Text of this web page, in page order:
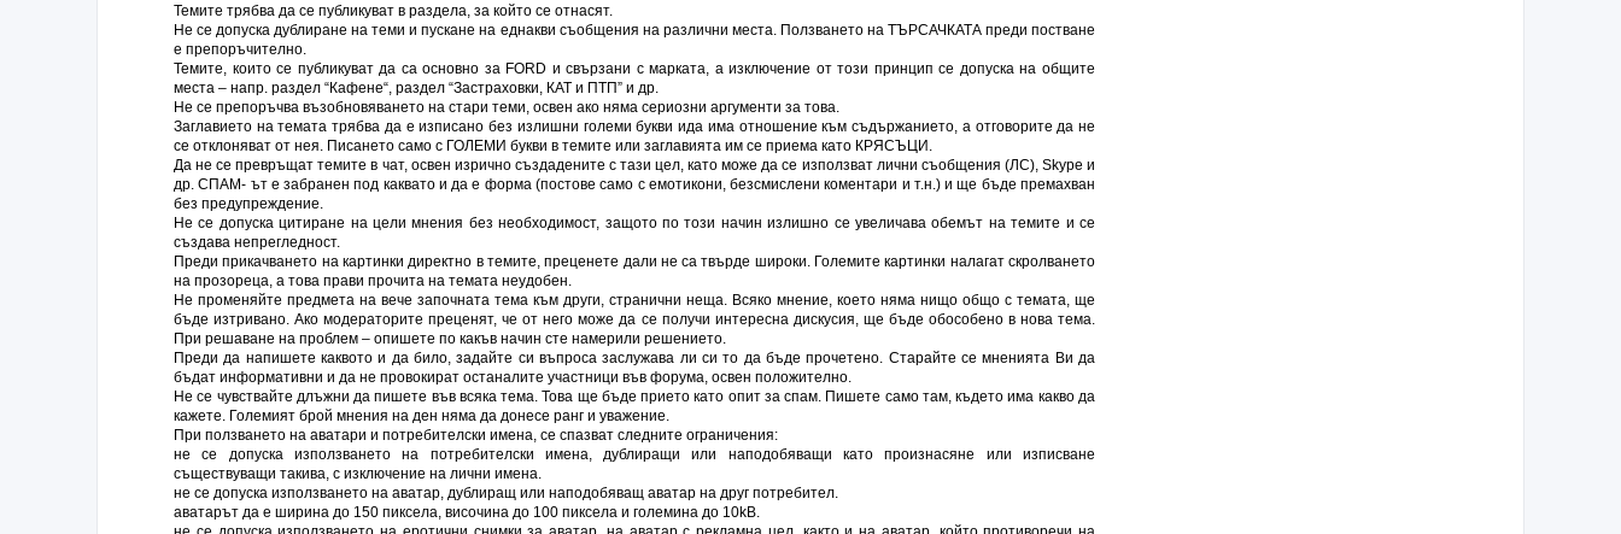
Темите трябва да се публикуват в раздела, за който се отнасят.
Не се допуска дублиране на теми и пускане на еднакви съобщения на различни места. Ползването на ТЪРСАЧКАТА преди постване
e препоръчително.
Темите, които се публикуват да са основно за FORD и свързани с марката, а изключение от този принцип се допуска на общите
места – напр. раздел “Кафене“, раздел “Застраховки, КАТ и ПТП” и др.
Не се препоръчва възобновяването на стари теми, освен ако няма сериозни аргументи за това.
Заглавието на темата трябва да е изписано без излишни големи букви ида има отношение към съдържанието, a отговорите да не
се отклоняват от нея. Писането само с ГОЛЕМИ букви в темите или заглавията им се приема като КРЯСЪЦИ.
Да не се превръщат темите в чат, освен изрично създадените с тази цел, като може да се използват лични съобщения (ЛС), Skype и
др. СПАМ- ът е забранен под каквато и да е форма (постове само с емотикони, безсмислени коментари и т.н.) и ще бъде премахван
без предупреждение.
Не се допуска цитиране на цели мнения без необходимост, защото по този начин излишно се увеличава обемът на темите и се
създава непрегледност.
Преди прикачването на картинки директно в темите, преценете дали не са твърде широки. Големите картинки налагат скролването
на прозореца, а това прави прочита на темата неудобен.
Не променяйте предмета на вече започната тема към други, странични неща. Всяко мнение, което няма нищо общо с темата, ще
бъде изтривано. Ако модераторите преценят, че от него може да се получи интересна дискусия, ще бъде обособено в нова тема.
При решаване на проблем – опишете по какъв начин сте намерили решението.
Преди да напишете каквото и да било, задайте си въпроса заслужава ли си то да бъде прочетено. Старайте се мненията Ви да
бъдат информативни и да не провокират останалите участници във форума, освен положително.
Не се чувствайте длъжни да пишете във всяка тема. Това ще бъде прието като опит за спам. Пишете само там, където има какво да
кажете. Големият брой мнения на ден няма да донесе ранг и уважение.
При ползването на аватари и потребителски имена, се спазват следните ограничения:
не се допуска използването на потребителски имена, дублиращи или наподобяващи като произнасяне или изписване
съществуващи такива, с изключение на лични имена.
не се допуска използването на аватар, дублиращ или наподобяващ аватар на друг потребител.
аватарът да е ширина до 150 пиксела, височина до 100 пиксела и големина до 10kB.